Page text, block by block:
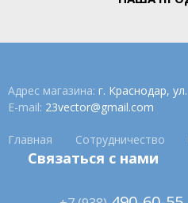
Адрес магазина: г. Краснодар,
E-mail: 23vector@gmail.com
Главная Сотрудничество
Связаться с нами